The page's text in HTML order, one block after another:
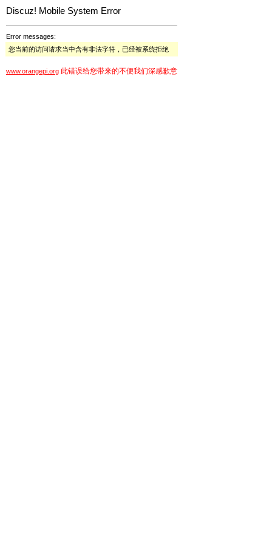
Discuz! Mobile System Error
Error messages:
您当前的访问请求当中含有非法字符，已经被系统拒绝
www.orangepi.org 此错误给您带来的不便我们深感歉意